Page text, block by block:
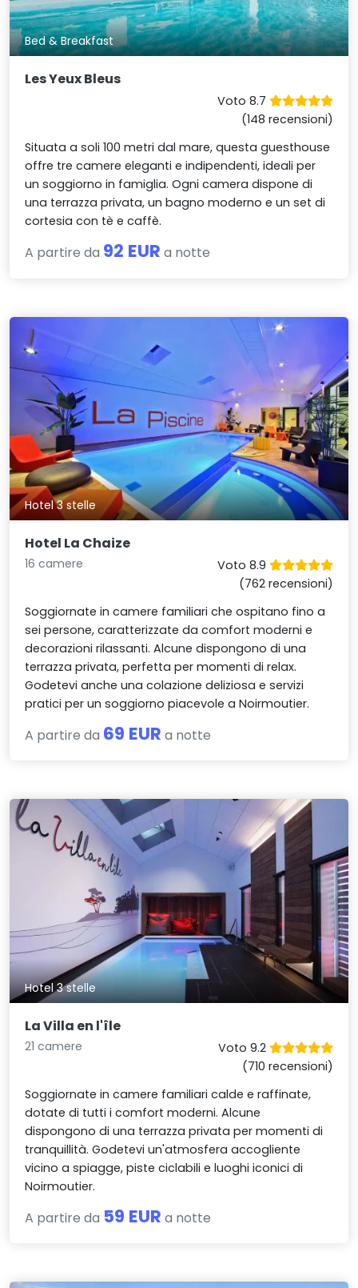
Bed & Breakfast
Les Yeux Bleus
Voto 8.7
(148 recensioni)
Situata a soli 100 metri dal mare, questa guesthouse
offre tre camere eleganti e indipendenti, ideali per
un soggiorno in famiglia. Ogni camera dispone di
una terrazza privata, un bagno moderno e un set di
cortesia con tè e caffè.
A partire da 92 EUR a notte
Hotel 3 stelle
Hotel La Chaize
16 camere
Voto 8.9
(762 recensioni)
Soggiornate in camere familiari che ospitano fino a
sei persone, caratterizzate da comfort moderni e
decorazioni rilassanti. Alcune dispongono di una
terrazza privata, perfetta per momenti di relax.
Godetevi anche una colazione deliziosa e servizi
pratici per un soggiorno piacevole a Noirmoutier.
A partire da 69 EUR a notte
Hotel 3 stelle
La Villa en l'île
21 camere
Voto 9.2
(710 recensioni)
Soggiornate in camere familiari calde e raffinate,
dotate di tutti i comfort moderni. Alcune
dispongono di una terrazza privata per momenti di
tranquillità. Godetevi un'atmosfera accogliente
vicino a spiagge, piste ciclabili e luoghi iconici di
Noirmoutier.
A partire da 59 EUR a notte